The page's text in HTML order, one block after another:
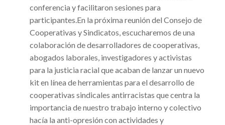
conferencia y facilitaron sesiones para
participantes.En la próxima reunión del Consejo de
Cooperativas y Sindicatos, escucharemos de una
colaboración de desarrolladores de cooperativas,
abogados laborales, investigadores y activistas
para la justicia racial que acaban de lanzar un nuevo
kit en línea de herramientas para el desarrollo de
cooperativas sindicales antirracistas que centra la
importancia de nuestro trabajo interno y colectivo
hacía la anti-opresión con actividades y